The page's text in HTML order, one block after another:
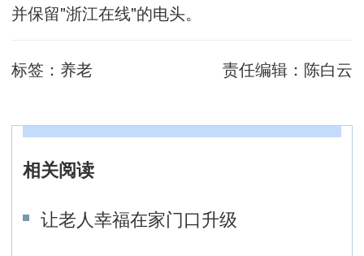
并保留"浙江在线"的电头。
标签： 养老 责任编辑： 陈白云
相关阅读
让老人幸福在家门口升级